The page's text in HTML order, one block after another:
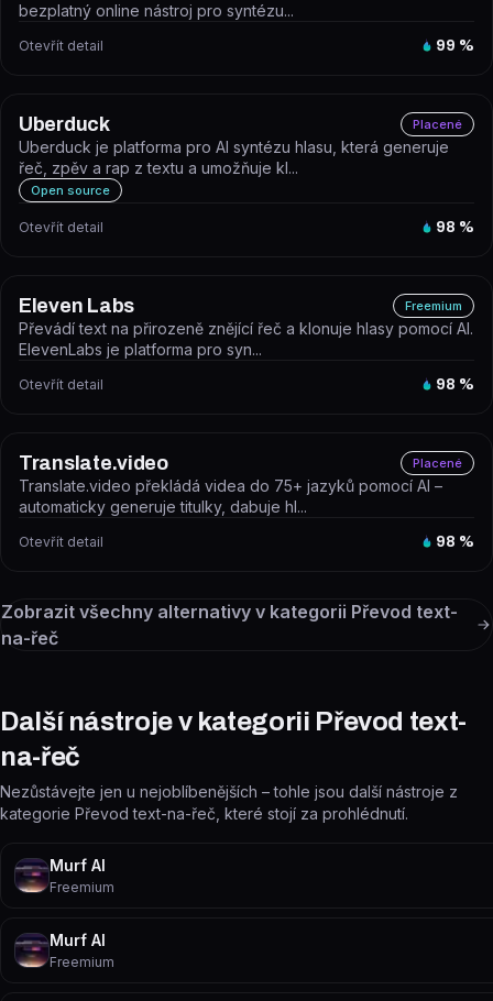
bezplatný online nástroj pro syntézu...
Otevřít detail 99 %
Uberduck Placené
Uberduck je platforma pro AI syntézu hlasu, která generuje
řeč, zpěv a rap z textu a umožňuje kl...
Open source
Otevřít detail 98 %
Eleven Labs Freemium
Převádí text na přirozeně znějící řeč a klonuje hlasy pomocí AI.
ElevenLabs je platforma pro syn...
Otevřít detail 98 %
Translate.video Placené
Translate.video překládá videa do 75+ jazyků pomocí AI –
automaticky generuje titulky, dabuje hl...
Otevřít detail 98 %
Zobrazit všechny alternativy v kategorii Převod text-
na-řeč
Další nástroje v kategorii Převod text-
na-řeč
Nezůstávejte jen u nejoblíbenějších – tohle jsou další nástroje z
kategorie Převod text-na-řeč, které stojí za prohlédnutí.
Murf AI
Freemium
Murf AI
Freemium